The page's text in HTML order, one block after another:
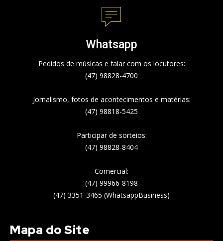
Whatsapp
Pedidos de músicas e falar com os locutores:
(47) 98828-4700
Jornalismo, fotos de acontecimentos e matérias:
(47) 98818-5425
Participar de sorteios:
(47) 98828-8404
Comercial:
(47) 99966-8198
(47) 3351-3465 (WhatsappBusiness)
Mapa do Site